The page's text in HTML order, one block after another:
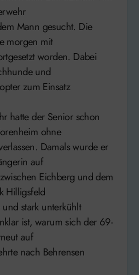
Mann gesucht. Die
morgen mit
worden. Dabei
und
zum Einsatz
hatte der Senior schon
ohne
Damals wurde er
auf
Eichberg und dem
Hilligsfeld
stark unterkühlt
ist, warum sich der 69-
auf
nach Behrensen